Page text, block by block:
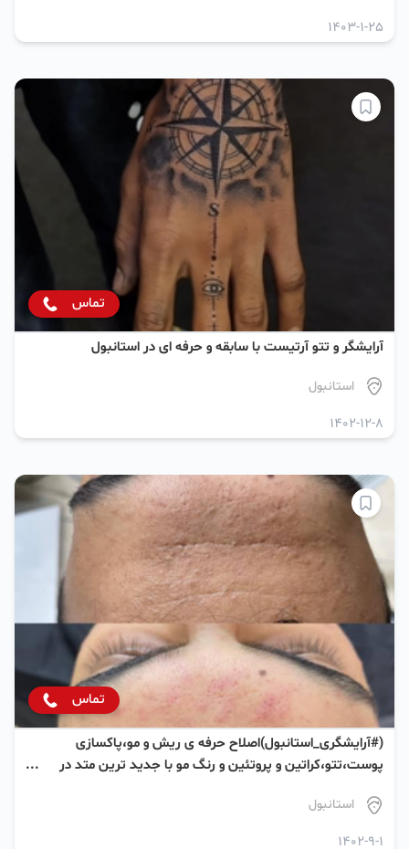
1403-1-25
تماس
آرایشگر و تتو آرتیست با سابقه و حرفه ای در استانبول
استانبول
1402-12-8
تماس
(#آرایشگری_استانبول)اصلاح حرفه ی ریش و مو،پاکسازی
پوست،تتو،کراتین و پروتئین و رنگ مو با جدید ترین متد در
استانبول
1402-9-1